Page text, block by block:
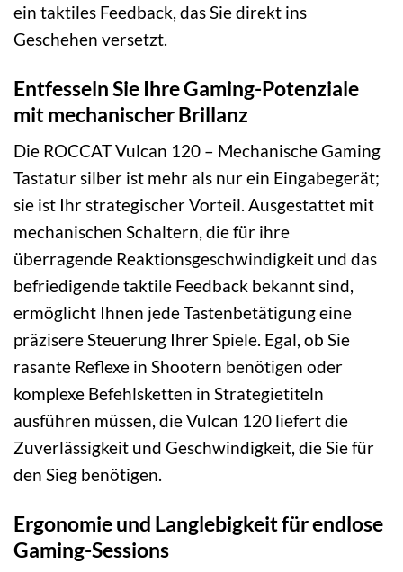
ein taktiles Feedback, das Sie direkt ins
Geschehen versetzt.
Entfesseln Sie Ihre Gaming-Potenziale
mit mechanischer Brillanz
Die ROCCAT Vulcan 120 – Mechanische Gaming
Tastatur silber ist mehr als nur ein Eingabegerät;
sie ist Ihr strategischer Vorteil. Ausgestattet mit
mechanischen Schaltern, die für ihre
überragende Reaktionsgeschwindigkeit und das
befriedigende taktile Feedback bekannt sind,
ermöglicht Ihnen jede Tastenbetätigung eine
präzisere Steuerung Ihrer Spiele. Egal, ob Sie
rasante Reflexe in Shootern benötigen oder
komplexe Befehlsketten in Strategietiteln
ausführen müssen, die Vulcan 120 liefert die
Zuverlässigkeit und Geschwindigkeit, die Sie für
den Sieg benötigen.
Ergonomie und Langlebigkeit für endlose
Gaming-Sessions